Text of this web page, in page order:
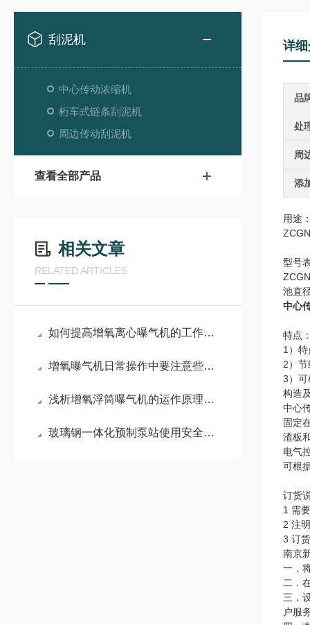
刮泥机
中心传动浓缩机
桁车式链条刮泥机
周边传动刮泥机
查看全部产品
相关文章
RELATED ARTICLES
如何提高增氧离心曝气机的工作效率？
增氧曝气机日常操作中要注意些什么事项？
浅析增氧浮筒曝气机的运作原理有哪些
玻璃钢一体化预制泵站使用安全事项先了解一下
详
品
处
周
添
用途
型号
ZCGN
池直
中心
特点
1）
2）
3）可
构造
中心
固定
渣板
电气
可根
订货
1 需
2 注
3 订
南京
一．
二．
三．
户服